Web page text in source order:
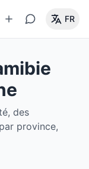
FR
des
province,